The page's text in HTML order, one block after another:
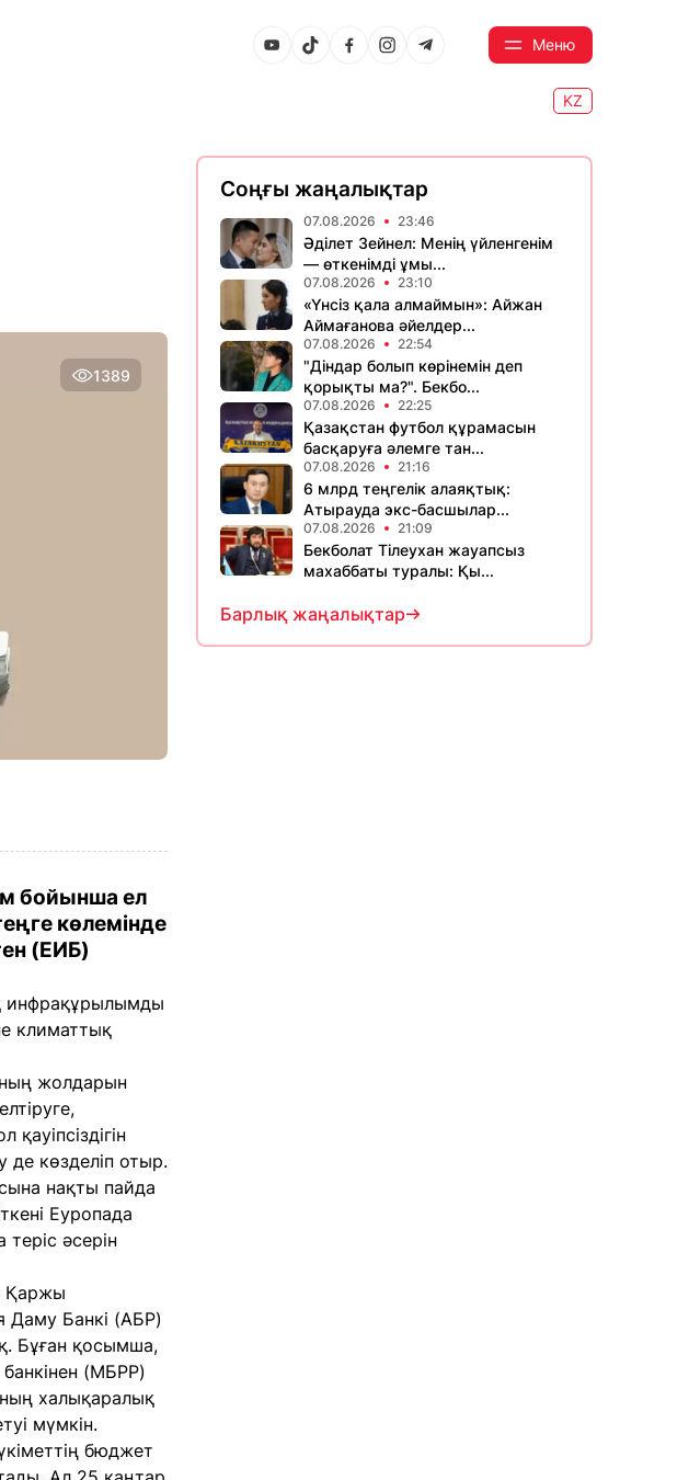
Меню
KZ
1389
бойынша ел
көлемінде
(ЕИБ)
инфрақұрылымды
климаттық
жолдарын
көзделіп отыр.
нақты пайда
Еуропада
әсерін
Қаржы
Даму Банкі (АБР)
Бұған қосымша,
(МБРР)
халықаралық
мүмкін.
бюджет
Соңғы жаңалықтар
07.08.2026 23:46
Әділет Зейнел: Менің үйленгенім
— өткенімді ұмы...
07.08.2026 23:10
«Үнсіз қала алмаймын»: Айжан
Аймағанова әйелдер...
07.08.2026 22:54
"Діндар болып көрінемін деп
қорықты ма?". Бекбо...
07.08.2026 22:25
Қазақстан футбол құрамасын
басқаруға әлемге тан...
07.08.2026 21:16
6 млрд теңгелік алаяқтық:
Атырауда экс-басшылар...
07.08.2026 21:09
Бекболат Тілеухан жауапсыз
махаббаты туралы: Қы...
Барлық жаңалықтар